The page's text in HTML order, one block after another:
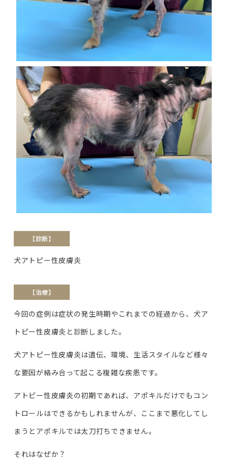
【診断】
犬アトピー性皮膚炎
【治療】
今回の症例は症状の発生時期やこれまでの経過から、犬ア
トピー性皮膚炎と診断しました。
犬アトピー性皮膚炎は遺伝、環境、生活スタイルなど様々
な要因が絡み合って起こる複雑な疾患です。
アトピー性皮膚炎の初期であれば、アポキルだけでもコン
トロールはできるかもしれませんが、ここまで悪化してし
まうとアポキルでは太刀打ちできません。
それはなぜか？